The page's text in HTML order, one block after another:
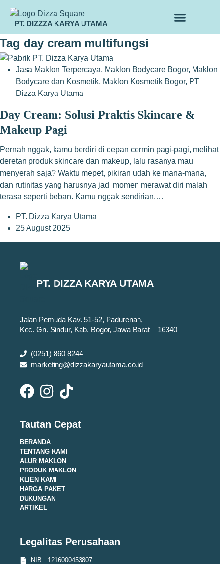
PT. DIZZZA KARYA UTAMA
Tag day cream multifungsi
Jasa Maklon Terpercaya, Maklon Bodycare Bogor, Maklon
Bodycare dan Kosmetik, Maklon Kosmetik Bogor, PT
Dizza Karya Utama
Day Cream: Solusi Praktis Skincare &
Makeup Pagi
Pernah nggak, kamu berdiri di depan cermin pagi-pagi, melihat
deretan produk skincare dan makeup, lalu rasanya mau
menyerah saja? Waktu mepet, pikiran udah ke mana-mana,
dan rutinitas yang harusnya jadi momen merawat diri malah
terasa seperti beban. Kamu nggak sendirian.…
PT. Dizza Karya Utama
25 August 2025
PT. DIZZA KARYA UTAMA
Jalan Pemuda Kav. 51-52, Padurenan,
Kec. Gn. Sindur, Kab. Bogor, Jawa Barat – 16340
(0251) 860 8244
marketing@dizzakaryautama.co.id
Tautan Cepat
BERANDA
TENTANG KAMI
ALUR MAKLON
PRODUK MAKLON
KLIEN KAMI
HARGA PAKET
DUKUNGAN
ARTIKEL
Legalitas Perusahaan
NIB : 1216000453807